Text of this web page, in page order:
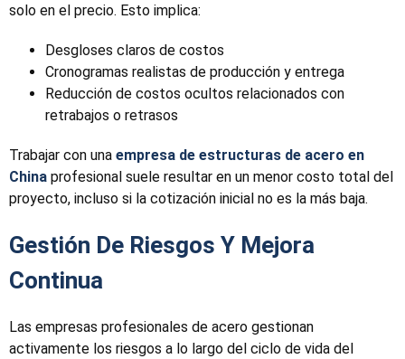
solo en el precio. Esto implica:
Desgloses claros de costos
Cronogramas realistas de producción y entrega
Reducción de costos ocultos relacionados con
retrabajos o retrasos
Trabajar con una empresa de estructuras de acero en
China profesional suele resultar en un menor costo total del
proyecto, incluso si la cotización inicial no es la más baja.
Gestión De Riesgos Y Mejora
Continua
Las empresas profesionales de acero gestionan
activamente los riesgos a lo largo del ciclo de vida del